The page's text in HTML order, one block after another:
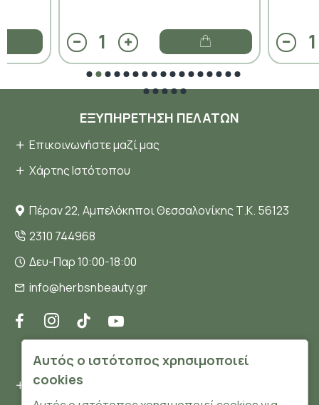
ΕΞΥΠΗΡΈΤΗΣΗ ΠΕΛΑΤΏΝ
Επικοινωνήστε μαζί μας
Χάρτης Ιστότοπου
Πέραν 22, Αμπελόκηποι Θεσσαλονίκης Τ.Κ. 56123
2310 744968
Δευ-Παρ 10:00-18:00
info@herbsnbeauty.gr
ΠΛΗΡΟΦΟΡΊΕΣ
Όροι και συνθήκες
Αυτός ο ιστότοπος χρησιμοποιεί
cookies